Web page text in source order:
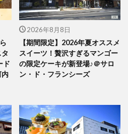
ド
内
2026年8月8日
【期間限定】2026年夏オススメ
スイーツ！贅沢すぎるマンゴー
の限定ケーキが新登場♪＠サロ
ン・ド・フランシーズ